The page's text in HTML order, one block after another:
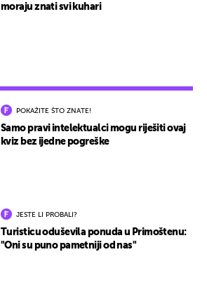
POKAŽITE ŠTO ZNATE!
Samo pravi intelektualci mogu riješiti ovaj
kviz bez ijedne pogreške
JESTE LI PROBALI?
Turisticu oduševila ponuda u Primoštenu:
"Oni su puno pametniji od nas"
moraju znati svi kuhari